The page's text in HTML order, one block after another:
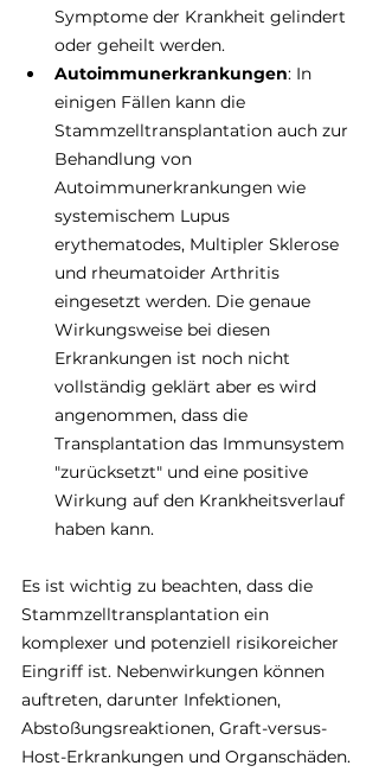
Symptome der Krankheit gelindert
oder geheilt werden.
Autoimmunerkrankungen: In
einigen Fällen kann die
Stammzelltransplantation auch zur
Behandlung von
Autoimmunerkrankungen wie
systemischem Lupus
erythematodes, Multipler Sklerose
und rheumatoider Arthritis
eingesetzt werden. Die genaue
Wirkungsweise bei diesen
Erkrankungen ist noch nicht
vollständig geklärt aber es wird
angenommen, dass die
Transplantation das Immunsystem
"zurücksetzt" und eine positive
Wirkung auf den Krankheitsverlauf
haben kann.
Es ist wichtig zu beachten, dass die
Stammzelltransplantation ein
komplexer und potenziell risikoreicher
Eingriff ist. Nebenwirkungen können
auftreten, darunter Infektionen,
Abstoßungsreaktionen, Graft-versus-
Host-Erkrankungen und Organschäden.